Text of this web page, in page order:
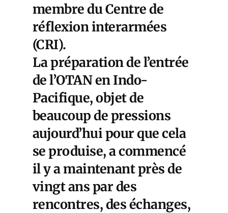
membre du Centre de
réflexion interarmées
(CRI).
La préparation de l’entrée
de l’OTAN en Indo-
Pacifique, objet de
beaucoup de pressions
aujourd’hui pour que cela
se produise, a commencé
il y a maintenant près de
vingt ans par des
rencontres, des échanges,